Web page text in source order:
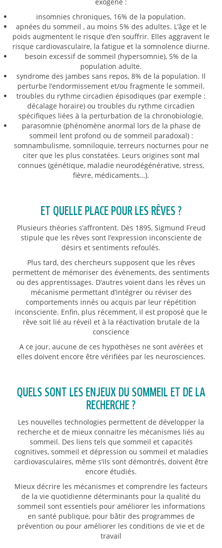
insomnies chroniques, 16% de la population.
apnées du sommeil , au moins 5% des adultes. L’âge et le
poids augmentent le risque d’en souffrir. Elles aggravent le
risque cardiovasculaire, la fatigue et la somnolence diurne.
besoin excessif de sommeil (hypersomnie), 5% de la
population adulte.
syndrome des jambes sans repos, 8% de la population. Il
perturbe l’endormissement et/ou fragmente le sommeil.
troubles du rythme circadien épisodiques (par exemple :
décalage horaire) ou troubles du rythme circadien
spécifiques liées à la perturbation de la chronobiologie.
parasomnie (phénomène anormal lors de la phase de
sommeil lent profond ou de sommeil paradoxal) :
somnambulisme, somniloquie, terreurs nocturnes pour ne
citer que les plus constatées. Leurs origines sont mal
connues (génétique, maladie neurodégénérative, stress,
fièvre, médicaments…).
ET QUELLE PLACE POUR LES RÊVES ?
Plusieurs théories s’affrontent. Dès 1895, Sigmund Freud
stipule que les rêves sont l’expression inconsciente de
désirs et sentiments refoulés.
Plus tard, des chercheurs supposent que les rêves
permettent de mémoriser des évènements, des sentiments
ou des apprentissages. D’autres voient dans les rêves un
mécanisme permettant d’intégrer ou réviser des
comportements innés ou acquis par leur répétition
inconsciente. Enfin, plus récemment, il est proposé que le
rêve soit lié au réveil et à la réactivation brutale de la
conscience
A ce jour, aucune de ces hypothèses ne sont avérées et
elles doivent encore être vérifiées par les neurosciences.
QUELS SONT LES ENJEUX DU SOMMEIL ET DE LA
RECHERCHE ?
Les nouvelles technologies permettent de développer la
recherche et de mieux connaitre les mécanismes liés au
sommeil. Des liens tels que sommeil et capacités
cognitives, sommeil et dépression ou sommeil et maladies
cardiovasculaires, même s’ils sont démontrés, doivent être
encore étudiés.
Mieux décrire les mécanismes et comprendre les facteurs
de la vie quotidienne déterminants pour la qualité du
sommeil sont essentiels pour améliorer les informations
en santé publique, pour bâtir des programmes de
prévention ou pour améliorer les conditions de vie et de
travail